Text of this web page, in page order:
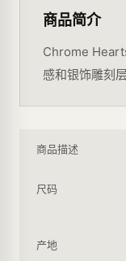
商品简介
Chrome
感和银饰雕刻
商品描述
尺码
产地